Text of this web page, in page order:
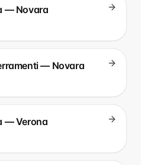
— Novara
— Novara
— Verona